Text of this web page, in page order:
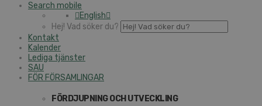
Search mobile
English
Hej! Vad söker du?
Kontakt
Kalender
Lediga tjänster
SAU
FÖR FÖRSAMLINGAR
FÖRDJUPNING OCH UTVECKLING